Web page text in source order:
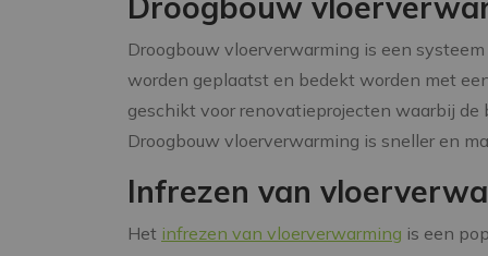
Droogbouw vloerverwarming is een
worden geplaatst en bedekt worden met
geschikt voor renovatieprojecten waarbij
Droogbouw vloerverwarming is sneller en
Infrezen van
Het infrezen van vloerverwarming is een